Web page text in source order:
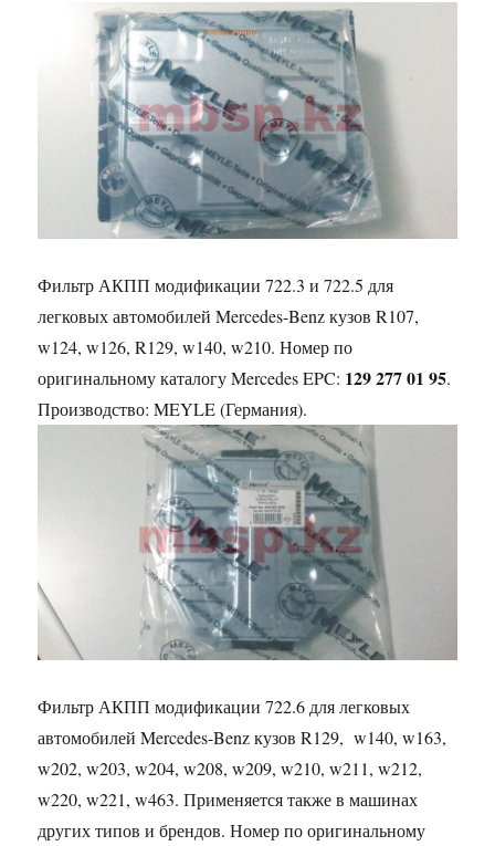
Фильтр АКПП модификации 722.3 и 722.5 для
легковых автомобилей Mercedes-Benz кузов R107,
w124, w126, R129, w140, w210. Номер по
оригинальному каталогу Mercedes EPC: 129 277 01 95.
Производство: MEYLE (Германия).
Фильтр АКПП модификации 722.6 для легковых
автомобилей Mercedes-Benz кузов R129, w140, w163,
w202, w203, w204, w208, w209, w210, w211, w212,
w220, w221, w463. Применяется также в машинах
других типов и брендов. Номер по оригинальному